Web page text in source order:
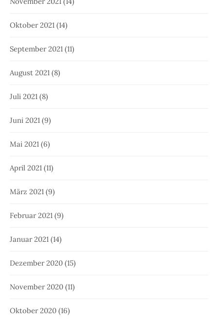
Oktober 2021 (14)
September 2021 (11)
August 2021 (8)
Juli 2021 (8)
Juni 2021 (9)
Mai 2021 (6)
April 2021 (11)
März 2021 (9)
Februar 2021 (9)
Januar 2021 (14)
Dezember 2020 (15)
November 2020 (11)
Oktober 2020 (16)